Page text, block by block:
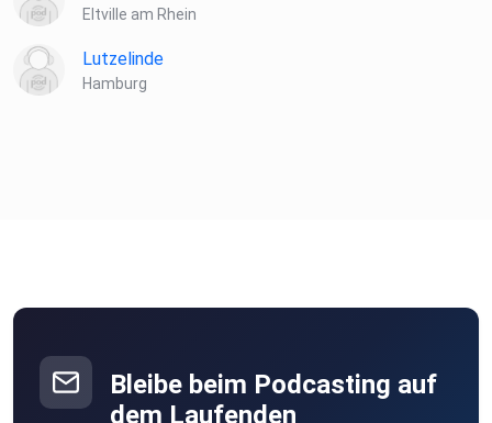
Eltville am Rhein
Lutzelinde
Hamburg
Bleibe beim Podcasting auf
dem Laufenden